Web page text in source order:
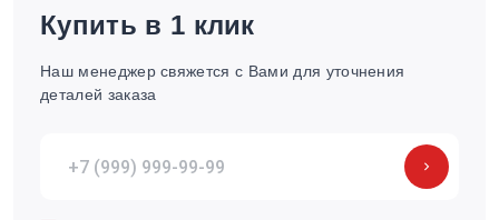
Купить в 1 клик
Наш менеджер свяжется с Вами для уточнения
деталей заказа